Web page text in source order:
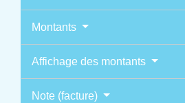
Montants
Affichage des montants
Note (facture)